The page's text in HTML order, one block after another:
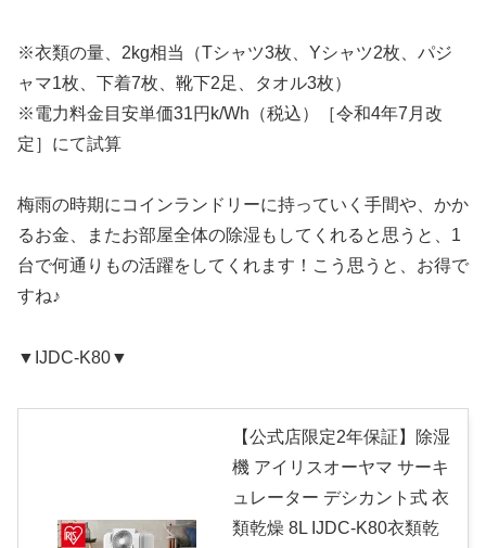
※衣類の量、2kg相当（Tシャツ3枚、Yシャツ2枚、パジ
ャマ1枚、下着7枚、靴下2足、タオル3枚）
※電力料金目安単価31円k/Wh（税込）［令和4年7月改
定］にて試算
梅雨の時期にコインランドリーに持っていく手間や、かか
るお金、またお部屋全体の除湿もしてくれると思うと、1
台で何通りもの活躍をしてくれます！こう思うと、お得で
すね♪
▼IJDC-K80▼
【公式店限定2年保証】除湿
機 アイリスオーヤマ サーキ
ュレーター デシカント式 衣
類乾燥 8L IJDC-K80衣類乾